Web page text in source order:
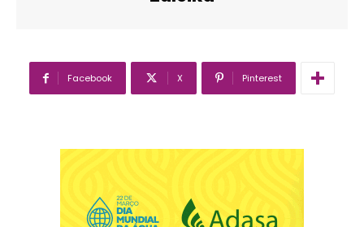
Facebook X Pinterest